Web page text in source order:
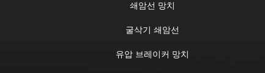
쇄암선 망치
굴삭기 쇄암선
유압 브레이커 망치